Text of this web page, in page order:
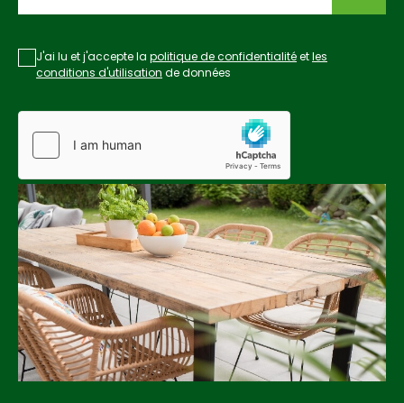
J'ai lu et j'accepte la politique de confidentialitéetles
conditions d'utilisation de données